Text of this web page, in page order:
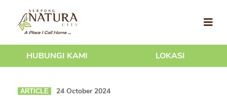
HUBUNGI KAMI LOKASI
ARTICLE 24 October 2024